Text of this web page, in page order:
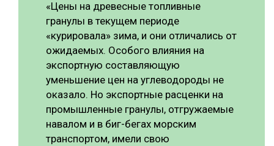
«Цены на древесные топливные
гранулы в текущем периоде
«курировала» зима, и они отличались от
ожидаемых. Особого влияния на
экспортную составляющую
уменьшение цен на углеводороды не
оказало. Но экспортные расценки на
промышленные гранулы, отгружаемые
навалом и в биг-бегах морским
транспортом, имели свою